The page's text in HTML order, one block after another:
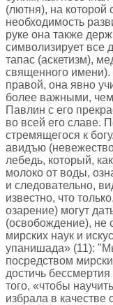
(лютня), на которой
необходимость
руке она также
символизирует все
тапас (аскетизм),
священного имени).
правой, она явно
более важными,
Павлин с его
во всей его славе.
стремящегося к
авидъю
лебедь, который,
молоко от воды,
и следовательно,
известно, что
озарение) могут
(освобождение), не
мирских наук и
упанишада» (11):
посредством
достичь
того, «чтобы
избрала в качестве